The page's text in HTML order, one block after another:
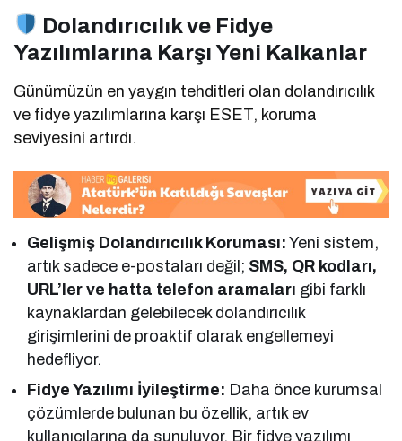
Dolandırıcılık ve Fidye
Yazılımlarına Karşı Yeni Kalkanlar
Günümüzün en yaygın tehditleri olan dolandırıcılık
ve fidye yazılımlarına karşı ESET, koruma
seviyesini artırdı.
Gelişmiş Dolandırıcılık Koruması: Yeni sistem,
artık sadece e-postaları değil; SMS, QR kodları,
URL’ler ve hatta telefon aramaları gibi farklı
kaynaklardan gelebilecek dolandırıcılık
girişimlerini de proaktif olarak engellemeyi
hedefliyor.
Fidye Yazılımı İyileştirme: Daha önce kurumsal
çözümlerde bulunan bu özellik, artık ev
kullanıcılarına da sunuluyor. Bir fidye yazılımı